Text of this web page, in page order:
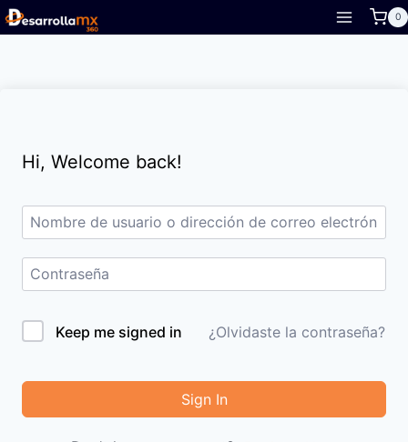
Skip
to
0
Hi, Welcome back!
Keep me signed in ¿Olvidaste la contraseña?
Sign In